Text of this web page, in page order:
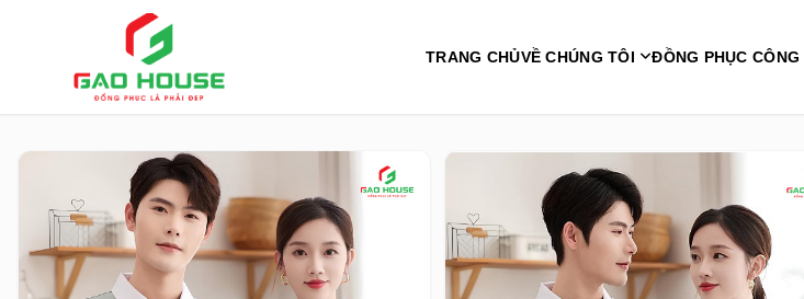
TRANG CHỦVỀ CHÚNG TÔI ĐỒNG PHỤC CÔNG